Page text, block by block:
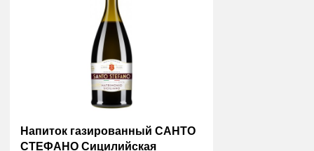
Напиток газированный САНТО
СТЕФАНО Сицилийская